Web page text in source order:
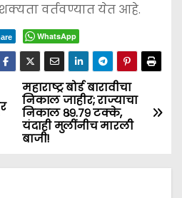
शक्यता वर्तवण्यात येत आहे.
WhatsApp
महाराष्ट्र बोर्ड बारावीचा
निकाल जाहीर; राज्याचा
निकाल ८९.७९ टक्के,
यंदाही मुलींनीच मारली
बाजी!